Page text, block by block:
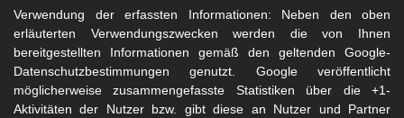
Verwendung der erfassten Informationen: Neben den oben
erläuterten Verwendungszwecken werden die von Ihnen
bereitgestellten Informationen gemäß den geltenden Google-
Datenschutzbestimmungen genutzt. Google veröffentlicht
möglicherweise zusammengefasste Statistiken über die +1-
Aktivitäten der Nutzer bzw. gibt diese an Nutzer und Partner